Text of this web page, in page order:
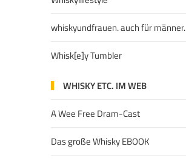
whiskyundfrauen. auch für männer.
Whisk[e]y Tumbler
WHISKY ETC. IM WEB
A Wee Free Dram-Cast
Das große Whisky EBOOK